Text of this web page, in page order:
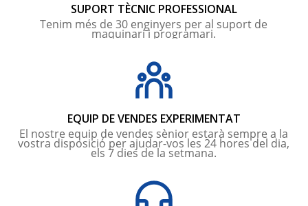
SUPORT TÈCNIC PROFESSIONAL
Tenim més de 30 enginyers per al suport de
maquinari i programari.
EQUIP DE VENDES EXPERIMENTAT
El nostre equip de vendes sènior estarà sempre a la
vostra disposició per ajudar-vos les 24 hores del dia,
els 7 dies de la setmana.